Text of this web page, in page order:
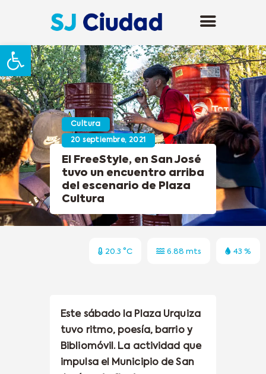
Abrir barra de herramientas
Cultura
20 septiembre, 2021
El FreeStyle, en San José
tuvo un encuentro arriba
del escenario de Plaza
Cultura
20.3 °C 6.88 mts 43 %
Este sábado la Plaza Urquiza
tuvo ritmo, poesía, barrio y
Bibliomóvil. La actividad que
impulsa el Municipio de San